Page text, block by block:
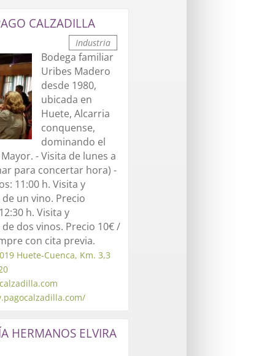
CALZADILLA
Industria
Bodega familiar
Uribes Madero
desde 1980,
ubicada en
Huete, Alcarria
conquense,
dominando el
- Visita de lunes a
para concertar hora) -
11:00 h. Visita y
un vino. Precio
h. Visita y
dos vinos. Precio 10€ /
con cita previa.
Huete-Cuenca, Km. 3,3
HERMANOS ELVIRA